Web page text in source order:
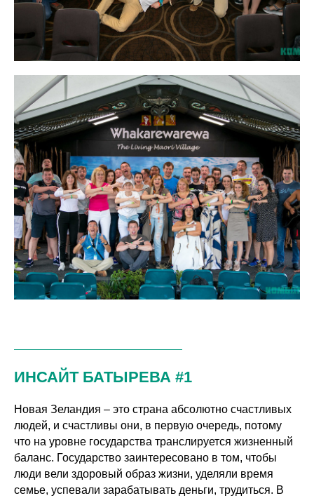
ИНСАЙТ БАТЫРЕВА #1
Новая Зеландия – это страна абсолютно счастливых
людей, и счастливы они, в первую очередь, потому
что на уровне государства транслируется жизненный
баланс. Государство заинтересовано в том, чтобы
люди вели здоровый образ жизни, уделяли время
семье, успевали зарабатывать деньги, трудиться. В